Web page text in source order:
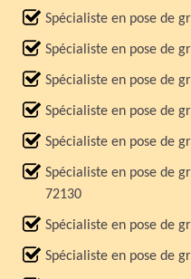
Spécialiste en pose de
Spécialiste en pose de
Spécialiste en pose de
Spécialiste en pose de
Spécialiste en pose de
Spécialiste en pose de
72130
Spécialiste en pose de
Spécialiste en pose de